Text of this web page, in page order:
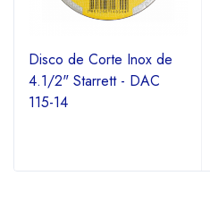
Disco de Corte Inox de
4.1/2" Starrett - DAC
115-14